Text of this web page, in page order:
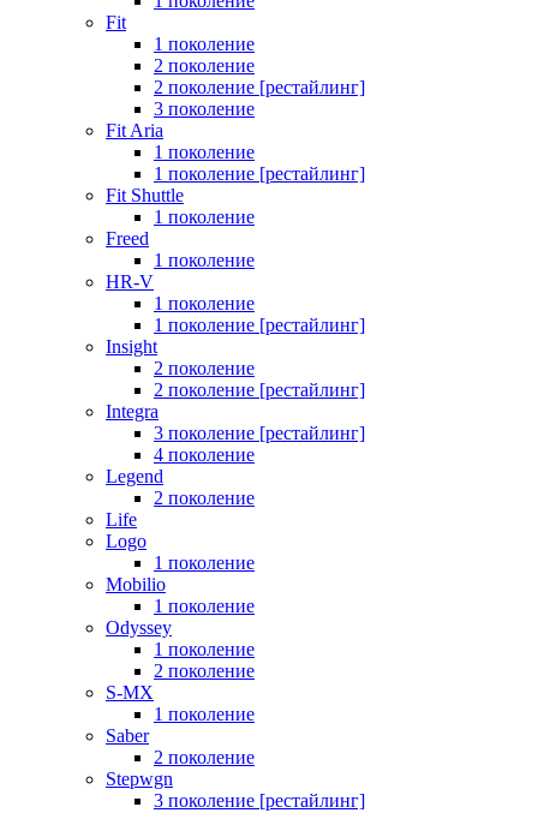
Fit
1 поколение
2 поколение
2 поколение [рестайлинг]
3 поколение
Fit Aria
1 поколение
1 поколение [рестайлинг]
Fit Shuttle
1 поколение
Freed
1 поколение
HR-V
1 поколение
1 поколение [рестайлинг]
Insight
2 поколение
2 поколение [рестайлинг]
Integra
3 поколение [рестайлинг]
4 поколение
Legend
2 поколение
Life
Logo
1 поколение
Mobilio
1 поколение
Odyssey
1 поколение
2 поколение
S-MX
1 поколение
Saber
2 поколение
Stepwgn
3 поколение [рестайлинг]